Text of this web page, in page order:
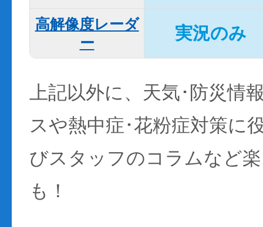
高解像度レーダ
ー
実況のみ
上記以外に、天気･防災情
スや熱中症･花粉症対策に
びスタッフのコラムなど
も！